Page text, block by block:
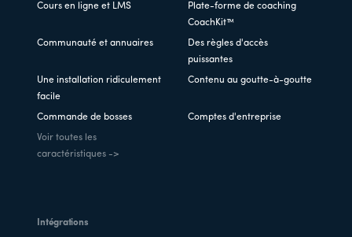
Cours en ligne et LMS
Plate-forme de coaching
CoachKit™
Communauté et annuaires
Des règles d'accès
puissantes
Une installation ridiculement
facile
Contenu au goutte-à-goutte
Commande de bosses Comptes d'entreprise
Voir toutes les
caractéristiques ->
Intégrations